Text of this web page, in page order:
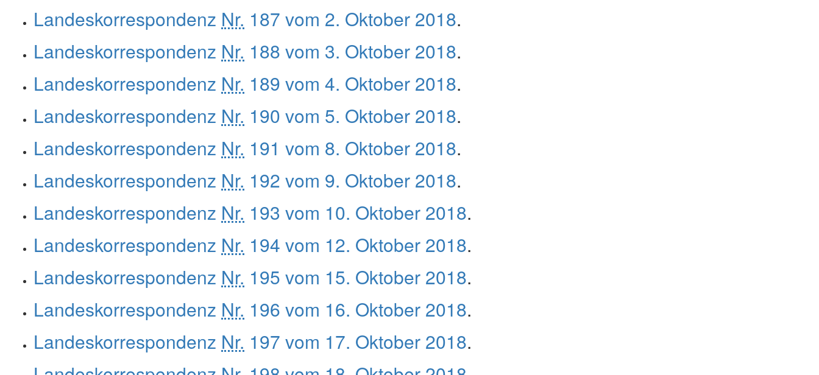
Landeskorrespondenz Nr. 187 vom 2. Oktober 2018.
Landeskorrespondenz Nr. 188 vom 3. Oktober 2018.
Landeskorrespondenz Nr. 189 vom 4. Oktober 2018.
Landeskorrespondenz Nr. 190 vom 5. Oktober 2018.
Landeskorrespondenz Nr. 191 vom 8. Oktober 2018.
Landeskorrespondenz Nr. 192 vom 9. Oktober 2018.
Landeskorrespondenz Nr. 193 vom 10. Oktober 2018.
Landeskorrespondenz Nr. 194 vom 12. Oktober 2018.
Landeskorrespondenz Nr. 195 vom 15. Oktober 2018.
Landeskorrespondenz Nr. 196 vom 16. Oktober 2018.
Landeskorrespondenz Nr. 197 vom 17. Oktober 2018.